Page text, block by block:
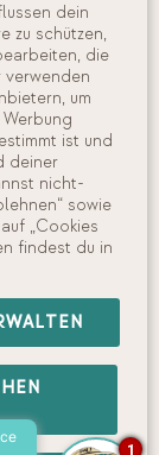
dein
zu schützen,
die
verwenden
um
ist und
deiner
nicht-
sowie
„Cookies
findest du in
1